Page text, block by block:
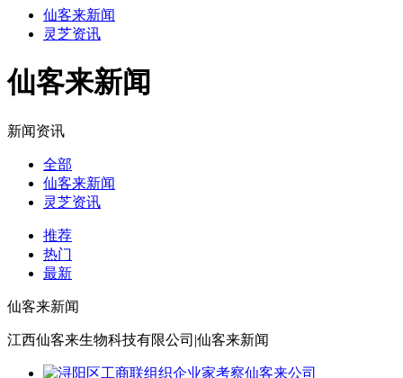
仙客来新闻
灵芝资讯
仙客来新闻
新闻资讯
全部
仙客来新闻
灵芝资讯
推荐
热门
最新
仙客来新闻
江西仙客来生物科技有限公司|仙客来新闻